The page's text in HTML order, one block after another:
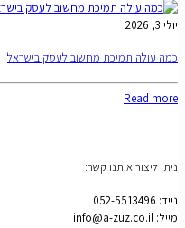
יולי 3, 2026
כמה עולה תמיכת מחשוב לעסק בישראל
Read more
ניתן ליצור איתנו קשר:
נייד: 052-5513496
מייל: info@a-zuz.co.il